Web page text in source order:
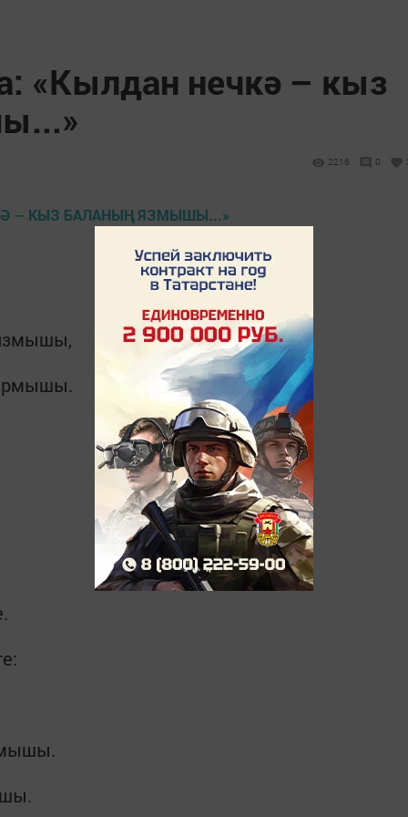
«Кылдан нечкә – кыз
2216 0